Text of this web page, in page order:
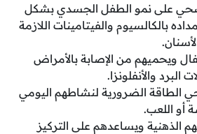
على نمو الطفل الجسدي بشكل
بالكالسيوم والفيتامينات اللازمة
ويحميهم من الإصابة بالأمراض
البرد والأنفلونزا.
الطاقة الضرورية لنشاطهم اليومي
أو اللعب.
الذهنية ويساعدهم على التركيز